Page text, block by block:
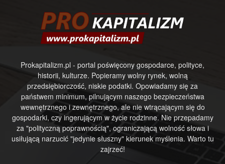
Prokapitalizm.pl - portal poświęcony gospodarce, polityce,
historii, kulturze. Popieramy wolny rynek, wolną
przedsiębiorczość, niskie podatki. Opowiadamy się za
państwem minimum, pilnującym naszego bezpieczeństwa
wewnętrznego i zewnętrznego, ale nie wtrącającym się do
gospodarki, czy ingerującym w życie rodzinne. Nie przepadamy
za "polityczną poprawnością", ograniczającą wolność słowa i
usiłującą narzucić "jedynie słuszny" kierunek myślenia. Warto tu
zajrzeć!